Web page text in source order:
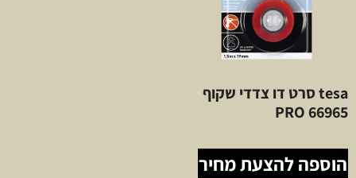
tesa סרט דו צדדי שקוף
66965 PRO
הוספה להצעת מחיר